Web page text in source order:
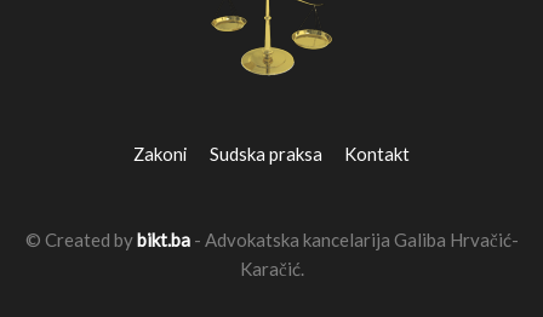
Zakoni Sudska praksa Kontakt
© Created bybikt.ba- Advokatska kancelarija Galiba Hrvačić-
Karačić.